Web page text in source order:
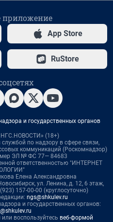
приложение
App Store
RuStore
и государственных органов
(18+)
по надзору в сфере связи,
коммуникаций (Роскомнадзор)
ЭЛ № ФС 77— 84683
ответственностью "ИНТЕРНЕТ
Елена Александровна
ул. Ленина, д. 12, 6 этаж,
157-00-00 (круглосуточно)
ngs@shkulev.ru
и государственных органов:
или воспользуйтесь веб-формой